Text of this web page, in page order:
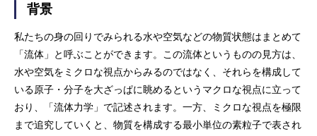
背景
私たちの身の回りでみられる水や空気などの物質状態はまとめて
「流体」と呼ぶことができます。この流体というものの見方は、
水や空気をミクロな視点からみるのではなく、それらを構成して
いる原子・分子を大ざっぱに眺めるというマクロな視点に立って
おり、「流体力学」で記述されます。一方、ミクロな視点を極限
まで追究していくと、物質を構成する最小単位の素粒子で表され